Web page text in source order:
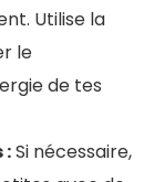
Utilise la
le
de tes
:Si nécessaire,